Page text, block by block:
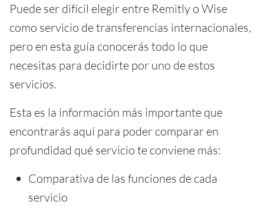
Puede ser difícil elegir entre Remitly o Wise
como servicio de transferencias internacionales,
pero en esta guía conocerás todo lo que
necesitas para decidirte por uno de estos
servicios.
Esta es la información más importante que
encontrarás aquí para poder comparar en
profundidad qué servicio te conviene más:
Comparativa de las funciones de cada
servicio